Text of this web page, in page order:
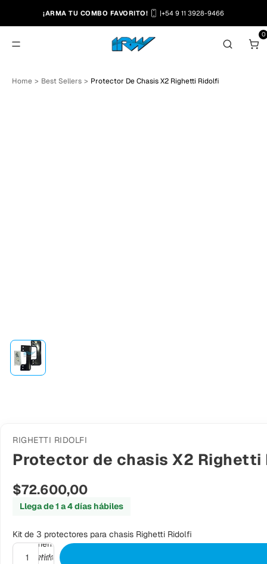
¡ARMA TU COMBO FAVORITO! |+54 9 11 3928-9466
0
Home > Best Sellers > Protector De Chasis X2 Righetti Ridolfi
RIGHETTI RIDOLFI
Protector de chasis X2 Righetti
$72.600,00
Llega de 1 a 4 días hábiles
Kit de 3 protectores para chasis Righetti Ridolfi
Disminuir
Aumentar
cantidad